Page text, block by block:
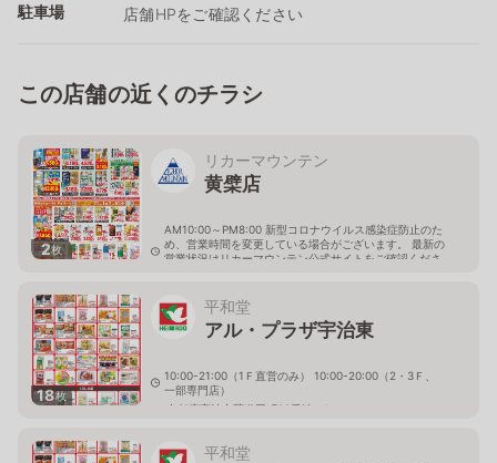
駐車場 店舗HPをご確認ください
この店舗の近くのチラシ
2枚
リカーマウンテン
黄檗店
AM10:00～PM8:00 新型コロナウイルス感染症防止のた
め、営業時間を変更している場合がございます。 最新の
営業状況はリカーマウンテン公式サイトをご確認くださ
18枚
平和堂
アル・プラザ宇治東
10:00-21:00（1Ｆ直営のみ） 10:00-20:00（2・3Ｆ、
一部専門店）
京都府宇治市菟道平町28番地の1
平和堂